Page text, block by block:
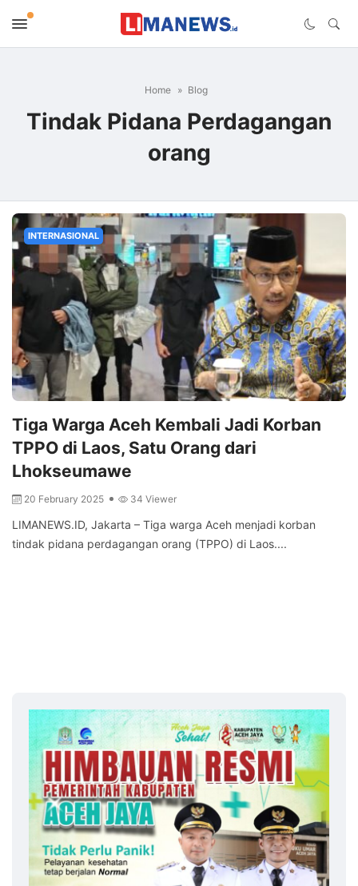
Home Blog
Tindak Pidana Perdagangan
orang
INTERNASIONAL
Tiga Warga Aceh Kembali Jadi Korban
TPPO di Laos, Satu Orang dari
Lhokseumawe
20 February 2025 34 Viewer
LIMANEWS.ID, Jakarta – Tiga warga Aceh menjadi korban
tindak pidana perdagangan orang (TPPO) di Laos....